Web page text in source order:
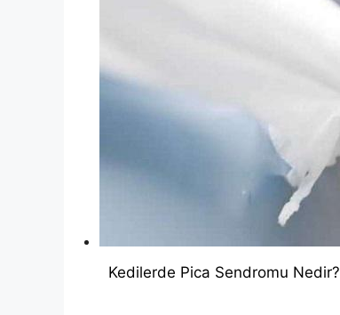
Kedilerde Pica Sendromu Nedir?